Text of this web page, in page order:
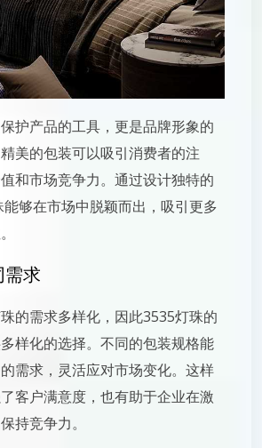
护产品的工具，更是品牌形象的
美的包装可以吸引消费者的注
和市场竞争力。通过设计独特的
够在市场中脱颖而出，吸引更多
需求
的需求多样化，因此3535灯珠的
样化的选择。不同的包装规格能
需求，灵活应对市场变化。这样
客户满意度，也有助于企业在激
持竞争力。